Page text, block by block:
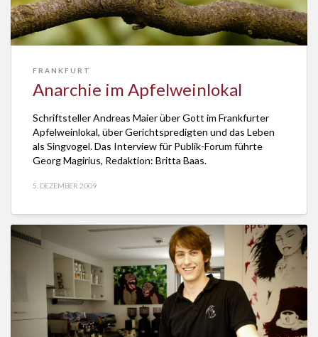
FRANKFURT
Anarchie im Apfelweinlokal
Schriftsteller Andreas Maier über Gott im Frankfurter
Apfelweinlokal, über Gerichtspredigten und das Leben
als Singvogel. Das Interview für Publik-Forum führte
Georg Magirius, Redaktion: Britta Baas.
5. DEZEMBER 2009